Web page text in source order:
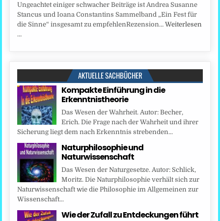
Ungeachtet einiger schwacher Beiträge ist Andrea Susanne
Stancus und Ioana Constantins Sammelband „Ein Fest für
die Sinne“ insgesamt zu empfehlenRezension…Weiterlesen
…
AKTUELLE SACHBÜCHER
Kompakte Einführung in die
Erkenntnistheorie
Das Wesen der Wahrheit. Autor: Becher,
Erich. Die Frage nach der Wahrheit und ihrer
Sicherung liegt dem nach Erkenntnis strebenden...
Naturphilosophie und
Naturwissenschaft
Das Wesen der Naturgesetze. Autor: Schlick,
Moritz. Die Naturphilosophie verhält sich zur
Naturwissenschaft wie die Philosophie im Allgemeinen zur
Wissenschaft...
Wie der Zufall zu Entdeckungen führt